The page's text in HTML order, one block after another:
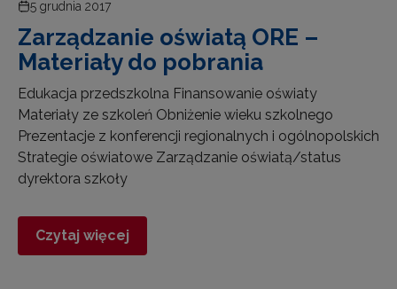
5 grudnia 2017
Zarządzanie oświatą ORE –
Materiały do pobrania
Edukacja przedszkolna Finansowanie oświaty
Materiały ze szkoleń Obniżenie wieku szkolnego
Prezentacje z konferencji regionalnych i ogólnopolskich
Strategie oświatowe Zarządzanie oświatą/status
dyrektora szkoły
Czytaj więcej